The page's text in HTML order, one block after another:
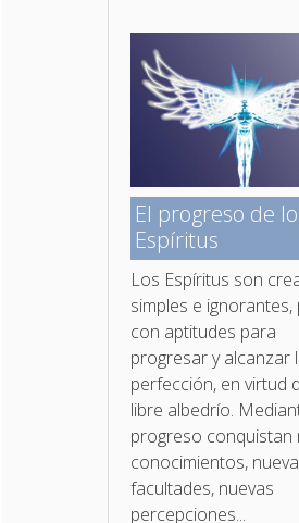
El progreso de
Espíritus
Los Espíritus son
simples e ignorantes,
con aptitudes para
progresar y alcanzar
perfección, en virtud
libre albedrío.
progreso conquistan
conocimientos,
facultades, nuevas
percepciones...